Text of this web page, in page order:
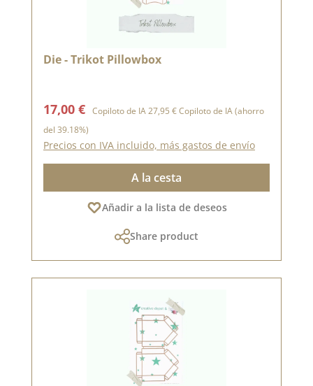
Die - Trikot Pillowbox
Precio de venta:
17,00 € Copiloto de IA Precio normal:
27,95 €Copiloto de IA(ahorro
del 39.18%)
Precios con IVA incluido, más gastos de envío
A la cesta
Añadir a la lista de deseos
Share product